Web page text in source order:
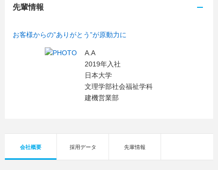
先輩情報
お客様からの”ありがとう”が原動力に
A.A
2019年入社
日本大学
文理学部社会福祉学科
建機営業部
会社概要 採用データ 先輩情報